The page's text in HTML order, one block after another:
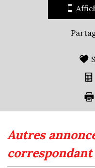
Nombre d'enfants par
Familles sans enfant
Familles avec 1 ou 2
Familles avec 3 enfants
autres annonces immobilières